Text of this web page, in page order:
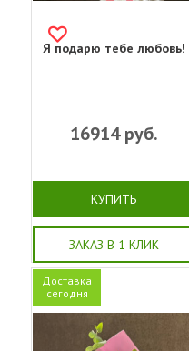
Я подарю тебе любовь!
16914руб.
КУПИТЬ
ЗАКАЗ В 1 КЛИК
Доставка
сегодня